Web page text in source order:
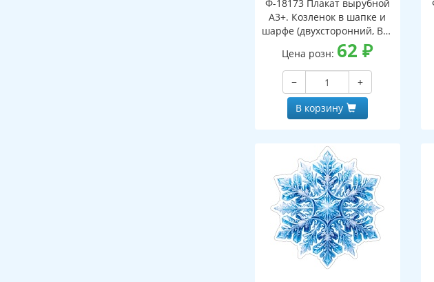
Ф-18173 Плакат вырубной
А3+. Козленок в шапке и
шарфе (двухсторонний, ВД-
Цена розн: 62₽
−
+
В корзину